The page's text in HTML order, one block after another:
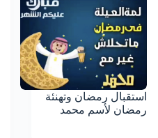
استقبال رمضان وتهنئة
رمضان لأسم محمد